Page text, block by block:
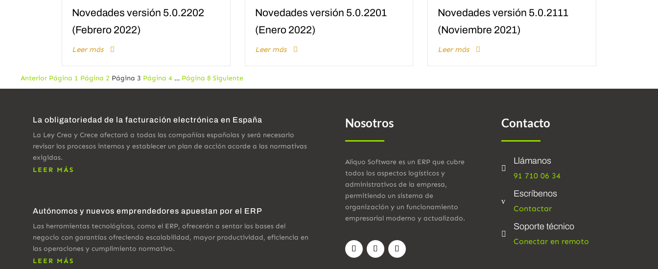
Novedades versión 5.0.2202
(Febrero 2022)
Leer más
Novedades versión 5.0.2201
(Enero 2022)
Leer más
Novedades versión 5.0.2111
(Noviembre 2021)
Leer más
Paginación
de
Anterior Página 1 Página 2 Página 3 Página 4 … Página 8 Siguiente
La obligatoriedad de la facturación electrónica en España
La Ley Crea y Crece afectará a todas las compañías españolas y será necesario
revisar los procesos internos y establecer un plan de acción acorde a las normativas
exigidas.
LEER MÁS
Autónomos y nuevos emprendedores apuestan por el ERP
Las herramientas tecnológicas, como el ERP, ofrecerán a sentar las bases del
negocio con garantías ofreciendo escalabilidad, mayor productividad, eficiencia en
las operaciones y cumplimiento normativo.
LEER MÁS
Nosotros
Aliquo Software es un ERP que cubre
todos los aspectos logísticos y
administrativos de la empresa,
permitiendo un sistema de
organización y un funcionamiento
empresarial moderno y actualizado.
Contacto

Llámanos
91 710 06 34
v
Escríbenos
Contactar

Soporte técnico
Conectar en remoto